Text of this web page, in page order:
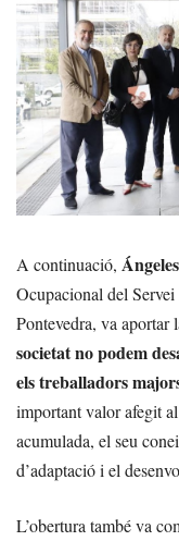
A continuació,
Ocupacional del
Pontevedra, va aportar
societat no podem
els treballadors
important valor afegit
acumulada, el seu
d’adaptació i el
L’obertura també va